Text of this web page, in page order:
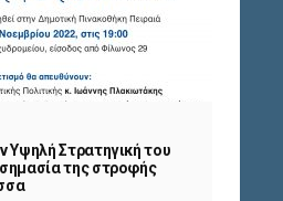
Υψηλή Στρατηγική του
της στροφής